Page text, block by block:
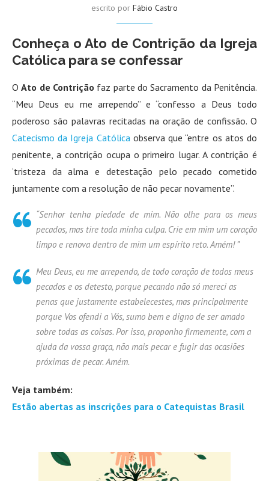
escrito por Fábio Castro
Conheça o Ato de Contrição da Igreja
Católica para se confessar
OAto de Contrição faz parte do Sacramento da Penitência.
“Meu Deus eu me arrependo” e “confesso a Deus todo
poderoso são palavras recitadas na oração de confissão. O
Catecismo da Igreja Católicaobserva que “entre os atos do
penitente, a contrição ocupa o primeiro lugar. A contrição é
‘tristeza da alma e detestação pelo pecado cometido
juntamente com a resolução de não pecar novamente”.
“Senhor tenha piedade de mim. Não olhe para os meus
pecados, mas tire toda minha culpa. Crie em mim um coração
limpo e renova dentro de mim um espírito reto. Amém! ”
Meu Deus, eu me arrependo, de todo coração de todos meus
pecados e os detesto, porque pecando não só mereci as
penas que justamente estabelecestes, mas principalmente
porque Vos ofendi a Vós, sumo bem e digno de ser amado
sobre todas as coisas. Por isso, proponho firmemente, com a
ajuda da vossa graça, não mais pecar e fugir das ocasiões
próximas de pecar. Amém.
Veja também:
Estão abertas as inscrições para o Catequistas Brasil